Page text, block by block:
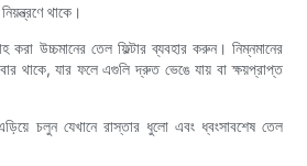
থাকে।
উচ্চমানের তেল ফিল্টার ব্যবহার করুন। নিম্নমানের
থাকে, যার ফলে এগুলি দ্রুত ভেঙে যায় বা ক্ষয়প্রাপ্ত
চলুন যেখানে রাস্তার ধুলো এবং ধ্বংসাবশেষ তেল